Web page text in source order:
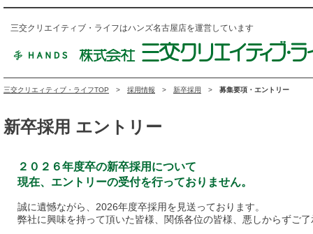
三交クリエイティブ・ライフはハンズ名古屋店を運営しています
三交クリエィティブ・ライフTOP 採用情報 新卒採用 募集要項・エントリー
新卒採用 エントリー
２０２６年度卒の新卒採用について
現在、エントリーの受付を行っておりません。
誠に遺憾ながら、2026年度卒採用を見送っております。
弊社に興味を持って頂いた皆様、関係各位の皆様、悪しからずご